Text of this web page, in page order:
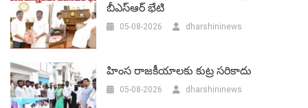
బీఎస్‌ఆర్‌ భేటి
05-08-2026 dharshininews
హింస రాజకీయాలకు కుట్ర సరికాదు
05-08-2026 dharshininews